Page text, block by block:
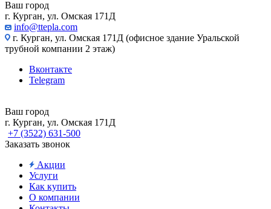
Ваш город
г. Курган, ул. Омская 171Д
info@ttepla.com
г. Курган, ул. Омская 171Д (офисное здание Уральской
трубной компании 2 этаж)
Вконтакте
Telegram
Ваш город
г. Курган, ул. Омская 171Д
+7 (3522) 631-500
Заказать звонок
Акции
Услуги
Как купить
О компании